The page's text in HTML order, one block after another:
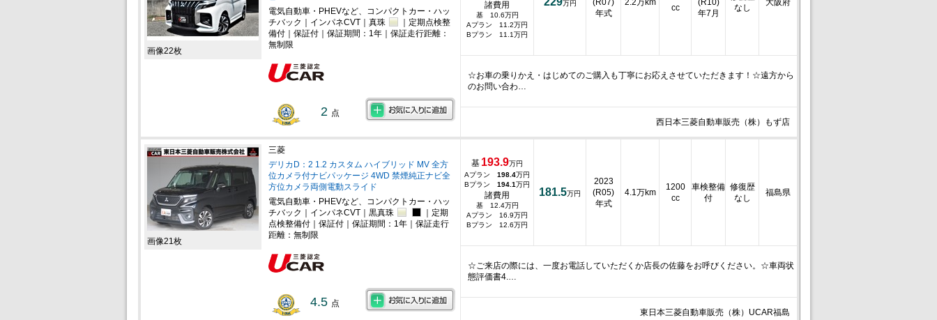
画像22枚
電気自動車・PHEVなど、コンパクトカー・ハッ
チバック｜インパネCVT｜真珠
｜定期点検整
備付｜保証付｜保証期間：1年｜保証走行距離：
無制限
2 点
諸費用
基 10.6万円
Aプラン 11.2万円
Bプラン 11.1万円
万円
(R07)
年式
2.2万km
cc
(R10)
年7月
なし
大阪府
☆お車の乗りかえ・はじめてのご購入も丁寧にお応えさせていただきます！☆遠方から
のお問い合わ…
西日本三菱自動車販売（株）もず店
画像21枚
三菱
デリカD：2 1.2 カスタム ハイブリッド MV 全方
位カメラ付ナビパッケージ 4WD 禁煙純正ナビ全
方位カメラ両側電動スライド
電気自動車・PHEVなど、コンパクトカー・ハッ
チバック｜インパネCVT｜黒真珠
｜定期
点検整備付｜保証付｜保証期間：1年｜保証走行
距離：無制限
4.5 点
基 193.9万円
Aプラン 198.4万円
Bプラン 194.1万円
諸費用
基 12.4万円
Aプラン 16.9万円
Bプラン 12.6万円
181.5万円
2023
(R05)
年式
4.1万km
1200
cc
車検整備
付
修復歴
なし
福島県
☆ご来店の際には、一度お電話していただくか店長の佐藤をお呼びください。☆車両状
態評価書4.…
東日本三菱自動車販売（株）UCAR福島